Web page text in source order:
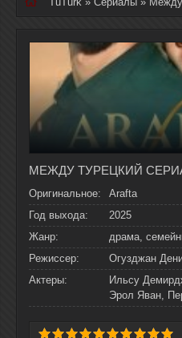
Оригинальное:
Arafta
Год выхода:
2025
Жанр:
драма,
Режиссер:
Огузджан
Актеры:
Ильсу
Эрол Яван,